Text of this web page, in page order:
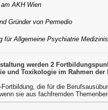
AKH Wien
Gründer von Permedio
für Allgemeine Psychiatrie
werden 2
und Toxikologie im Rahmen
die für die
sie aus fachfremden